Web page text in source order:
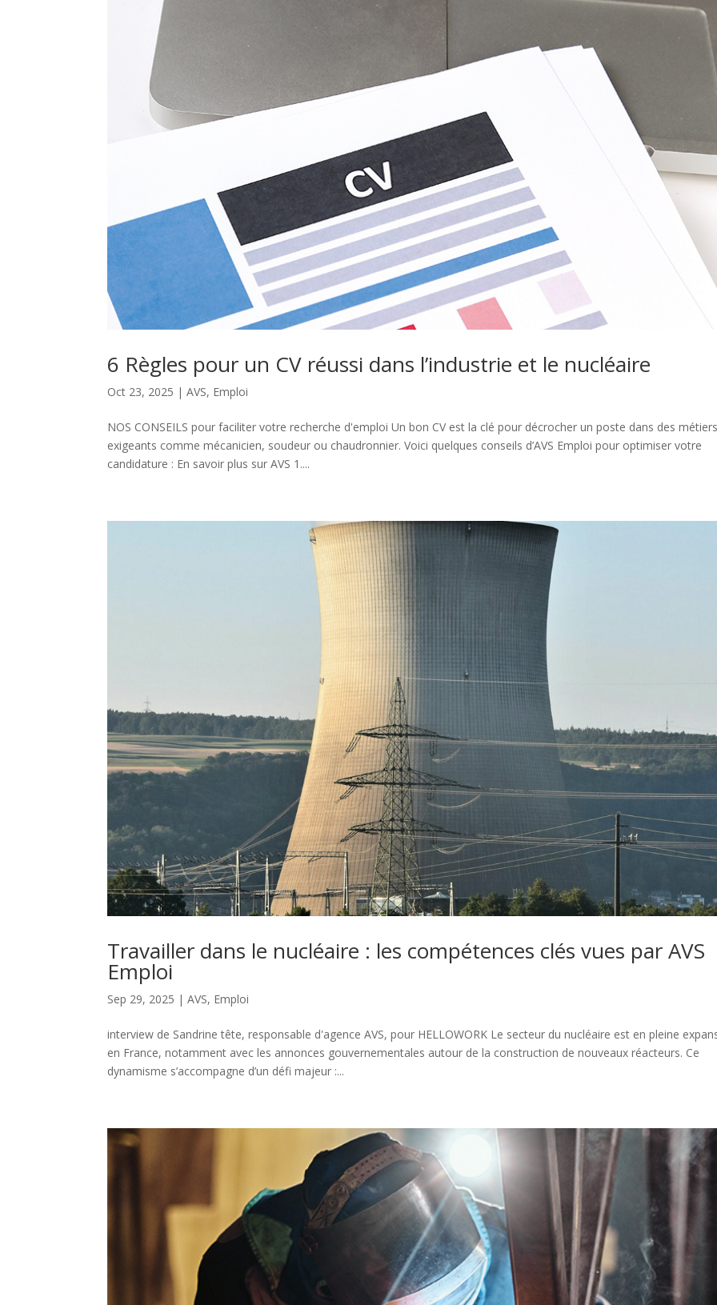
6 Règles pour un CV réussi dans l’industrie et le nucléaire
Oct 23, 2025 |AVS, Emploi
NOS CONSEILS pour faciliter votre recherche d'emploi Un bon CV est la clé pour décrocher un poste dans des
exigeants comme mécanicien, soudeur ou chaudronnier. Voici quelques conseils d’AVS Emploi pour optimiser votre
candidature : En savoir plus sur AVS 1....
Travailler dans le nucléaire : les compétences clés vues par AVS
Emploi
Sep 29, 2025 |AVS, Emploi
interview de Sandrine tête, responsable d'agence AVS, pour HELLOWORK Le secteur du nucléaire est en pleine
en France, notamment avec les annonces gouvernementales autour de la construction de nouveaux réacteurs. Ce
dynamisme s’accompagne d’un défi majeur :...